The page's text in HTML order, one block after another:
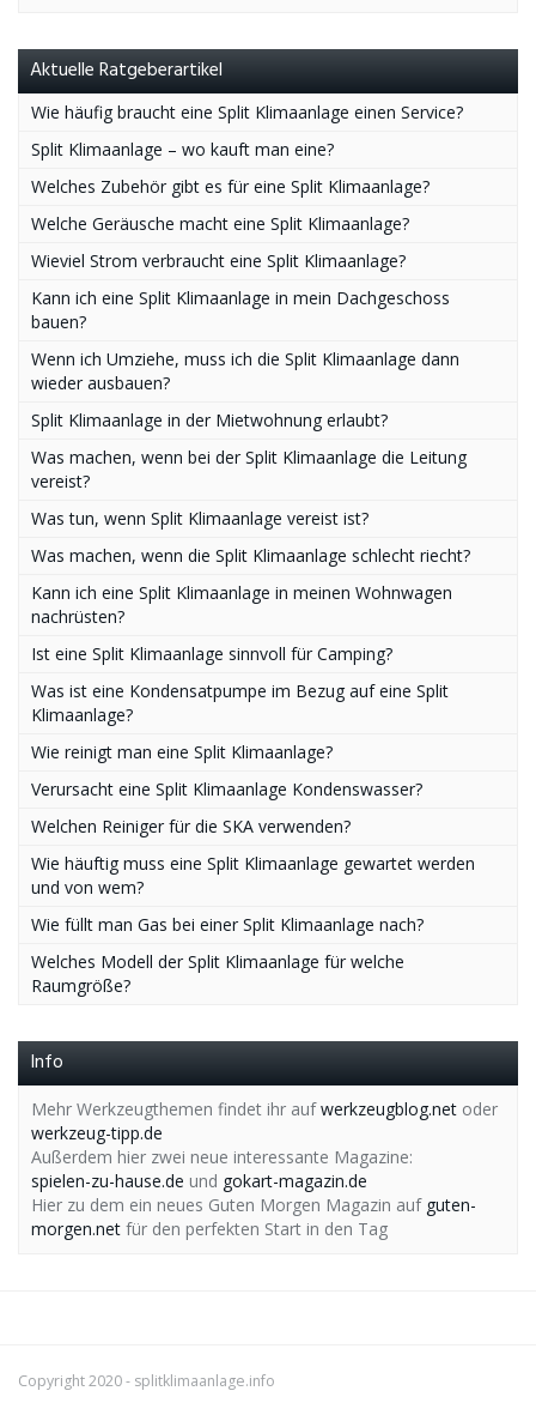
Aktuelle Ratgeberartikel
Wie häufig braucht eine Split Klimaanlage einen Service?
Split Klimaanlage – wo kauft man eine?
Welches Zubehör gibt es für eine Split Klimaanlage?
Welche Geräusche macht eine Split Klimaanlage?
Wieviel Strom verbraucht eine Split Klimaanlage?
Kann ich eine Split Klimaanlage in mein Dachgeschoss
bauen?
Wenn ich Umziehe, muss ich die Split Klimaanlage dann
wieder ausbauen?
Split Klimaanlage in der Mietwohnung erlaubt?
Was machen, wenn bei der Split Klimaanlage die Leitung
vereist?
Was tun, wenn Split Klimaanlage vereist ist?
Was machen, wenn die Split Klimaanlage schlecht riecht?
Kann ich eine Split Klimaanlage in meinen Wohnwagen
nachrüsten?
Ist eine Split Klimaanlage sinnvoll für Camping?
Was ist eine Kondensatpumpe im Bezug auf eine Split
Klimaanlage?
Wie reinigt man eine Split Klimaanlage?
Verursacht eine Split Klimaanlage Kondenswasser?
Welchen Reiniger für die SKA verwenden?
Wie häuftig muss eine Split Klimaanlage gewartet werden
und von wem?
Wie füllt man Gas bei einer Split Klimaanlage nach?
Welches Modell der Split Klimaanlage für welche
Raumgröße?
Info
Mehr Werkzeugthemen findet ihr aufwerkzeugblog.net oder
werkzeug-tipp.de
Außerdem hier zwei neue interessante Magazine:
spielen-zu-hause.de und gokart-magazin.de
Hier zu dem ein neues Guten Morgen Magazin auf guten-
morgen.net für den perfekten Start in den Tag
Copyright 2020 - splitklimaanlage.info